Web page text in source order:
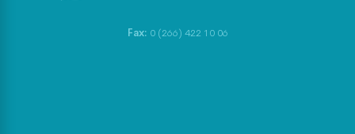
Fax: 0 (266) 422 10 06